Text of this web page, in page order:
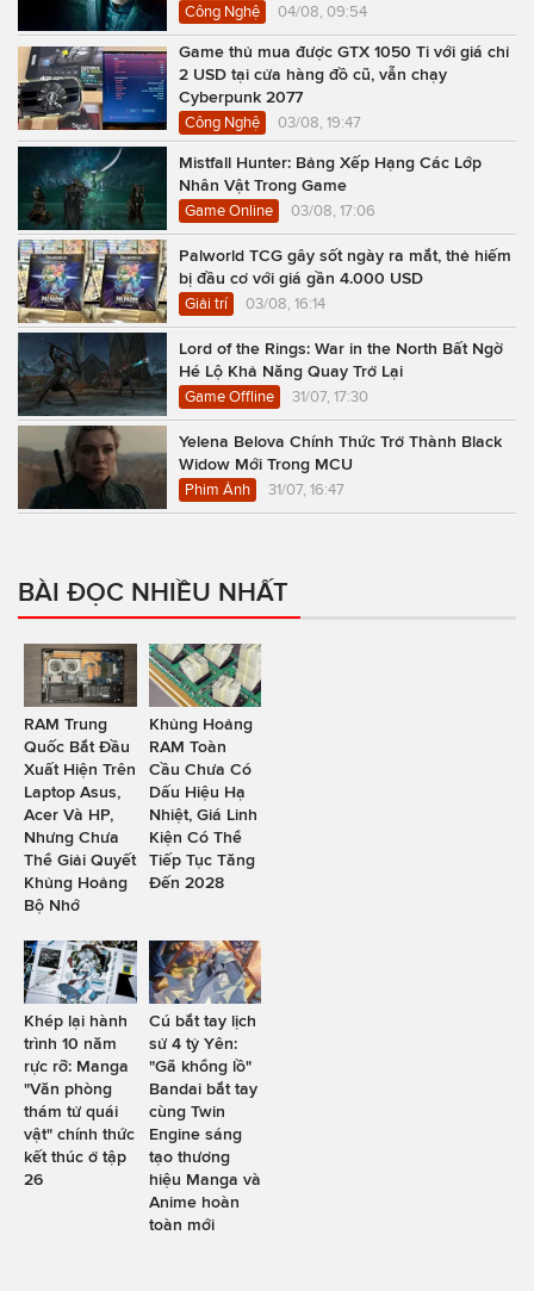
Công Nghệ 04/08, 09:54
Game thủ mua được GTX 1050 Ti với giá chỉ
2 USD tại cửa hàng đồ cũ, vẫn chạy
Cyberpunk 2077
Công Nghệ 03/08, 19:47
Mistfall Hunter: Bảng Xếp Hạng Các Lớp
Nhân Vật Trong Game
Game Online 03/08, 17:06
Palworld TCG gây sốt ngày ra mắt, thẻ hiếm
bị đầu cơ với giá gần 4.000 USD
Giải trí 03/08, 16:14
Lord of the Rings: War in the North Bất Ngờ
Hé Lộ Khả Năng Quay Trở Lại
Game Offline 31/07, 17:30
Yelena Belova Chính Thức Trở Thành Black
Widow Mới Trong MCU
Phim Ảnh 31/07, 16:47
BÀI ĐỌC NHIỀU NHẤT
RAM Trung
Quốc Bắt Đầu
Xuất Hiện Trên
Laptop Asus,
Acer Và HP,
Nhưng Chưa
Thể Giải Quyết
Khủng Hoảng
Bộ Nhớ
Khủng Hoảng
RAM Toàn
Cầu Chưa Có
Dấu Hiệu Hạ
Nhiệt, Giá Linh
Kiện Có Thể
Tiếp Tục Tăng
Đến 2028
Khép lại hành
trình 10 năm
rực rỡ: Manga
"Văn phòng
thám tử quái
vật" chính thức
kết thúc ở tập
26
Cú bắt tay lịch
sử 4 tỷ Yên:
"Gã khổng lồ"
Bandai bắt tay
cùng Twin
Engine sáng
tạo thương
hiệu Manga và
Anime hoàn
toàn mới